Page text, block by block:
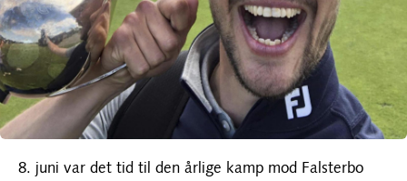
8. juni var det tid til den årlige kamp mod Falsterbo